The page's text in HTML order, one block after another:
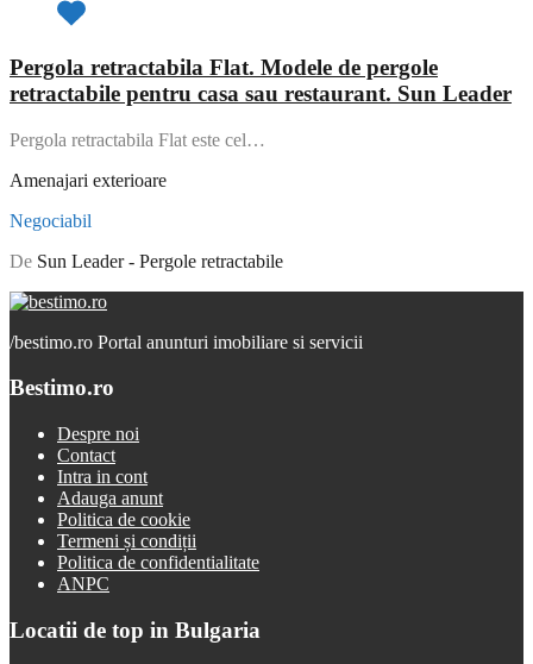
Pergola retractabila Flat. Modele de pergole
retractabile pentru casa sau restaurant. Sun Leader
Pergola retractabila Flat este cel…
Amenajari exterioare
Negociabil
De Sun Leader - Pergole retractabile
/bestimo.ro Portal anunturi imobiliare si servicii
Bestimo.ro
Despre noi
Contact
Intra in cont
Adauga anunt
Politica de cookie
Termeni și condiții
Politica de confidentialitate
ANPC
Locatii de top in Bulgaria